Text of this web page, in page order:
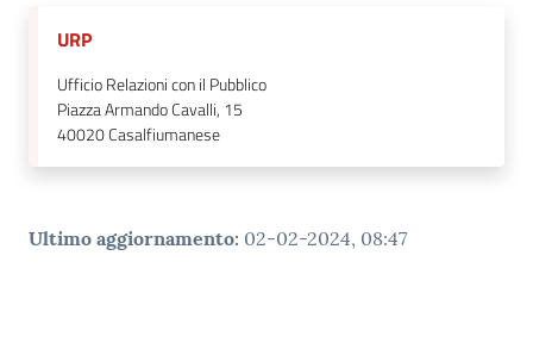
URP
Ufficio Relazioni con il Pubblico
Piazza Armando Cavalli, 15
40020Casalfiumanese
Ultimo aggiornamento: 02-02-2024, 08:47